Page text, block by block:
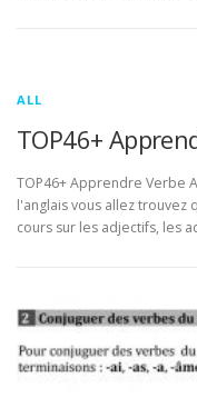
ALL
TOP46+
TOP46+ Apprendre Verbe
l'anglais vous allez trouvez
cours sur les adjectifs, les